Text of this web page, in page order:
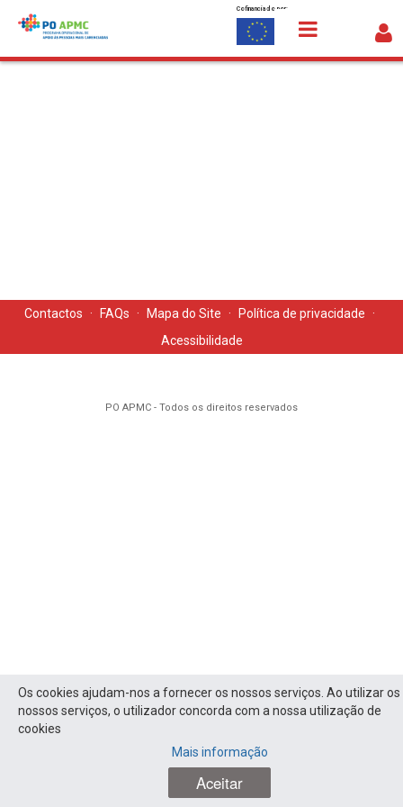
Saltar para o conteúdo
Os cookies ajudam-nos a fornecer os nossos serviços. Ao utilizar os
nossos serviços, o utilizador concorda com a nossa utilização de
cookies
Mais informação
Aceitar
Cofinanciado por:
Contactos · FAQs · Mapa do Site · Política de privacidade
·
Acessibilidade
PO APMC - Todos os direitos reservados